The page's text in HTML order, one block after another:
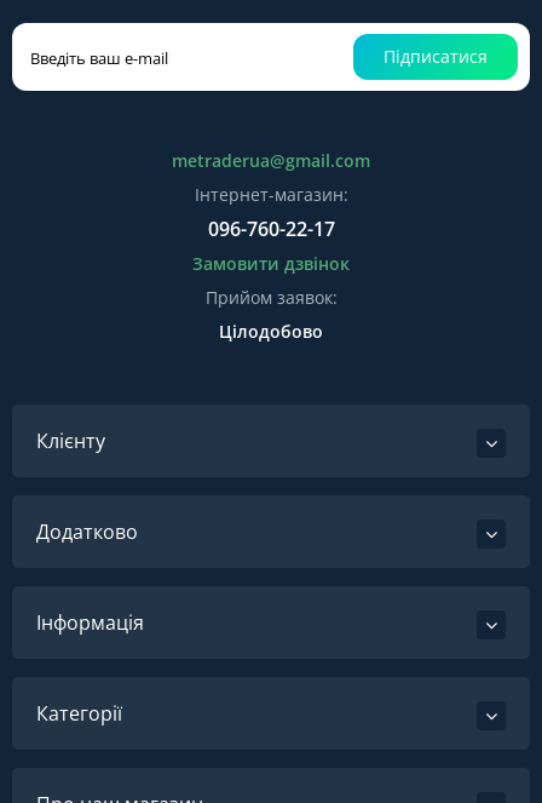
Підписатися
metraderua@gmail.com
Інтернет-магазин:
096-760-22-17
Замовити дзвінок
Прийом заявок:
Цілодобово
Клієнту
Додатково
Інформація
Категорії